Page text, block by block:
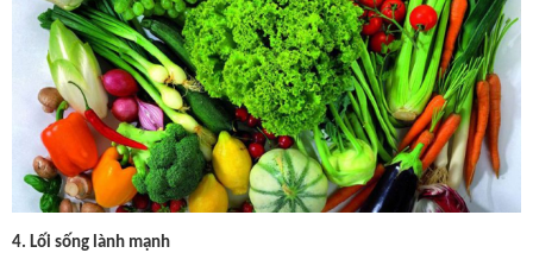
4. Lối sống lành mạnh